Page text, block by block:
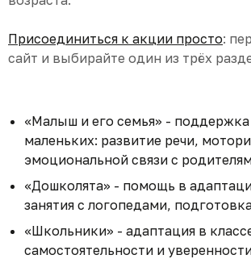
Присоединиться к акции просто:
сайт и выбирайте один из трёх
«Малыш и его семья» -
маленьких: развитие речи,
эмоциональной связи с
«Дошколята» - помощь в
занятия с логопедами,
«Школьники» - адаптация в
самостоятельности и